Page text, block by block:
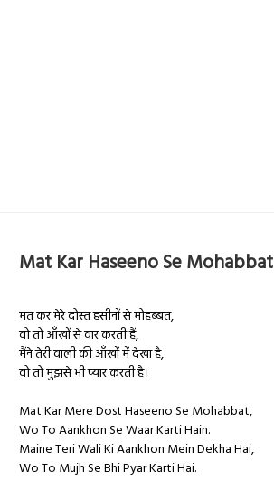
Mat Kar Haseeno Se Mohabbat
मत कर मेरे दोस्त हसीनों से मोहब्बत,
वो तो आँखों से वार करती हैं,
मैंने तेरी वाली की आँखों में देखा है,
वो तो मुझसे भी प्यार करती है।
Mat Kar Mere Dost Haseeno Se Mohabbat,
Wo To Aankhon Se Waar Karti Hain.
Maine Teri Wali Ki Aankhon Mein Dekha Hai,
Wo To Mujh Se Bhi Pyar Karti Hai.